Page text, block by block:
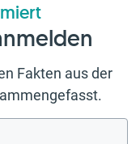
Fakten aus der